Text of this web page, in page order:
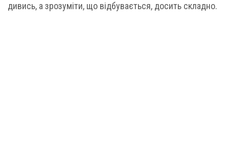
дивись, а зрозуміти, що відбувається, досить складно.